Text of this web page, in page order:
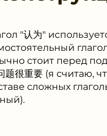
"认为"
стоит перед
题很重要 (я считаю,
сложных